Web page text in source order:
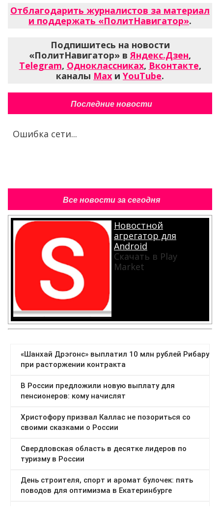
Отблагодарить журналистов за материал
и поддержать «ПолитНавигатор».
Подпишитесь на новости
«ПолитНавигатор» вЯндекс.Дзен,
Telegram, Одноклассниках, Вконтакте,
каналы Max и YouTube.
Последние новости
Ошибка сети...
Все новости за сегодня
Новостной
агрегатор для
Android
Скачать в Play
Market